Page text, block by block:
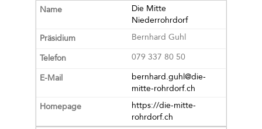
Die Mitte
Niederrohrdorf
Bernhard Guhl
079 337 80 50
bernhard.guhl@die-
mitte-rohrdorf.ch
https://die-mitte-
rohrdorf.ch